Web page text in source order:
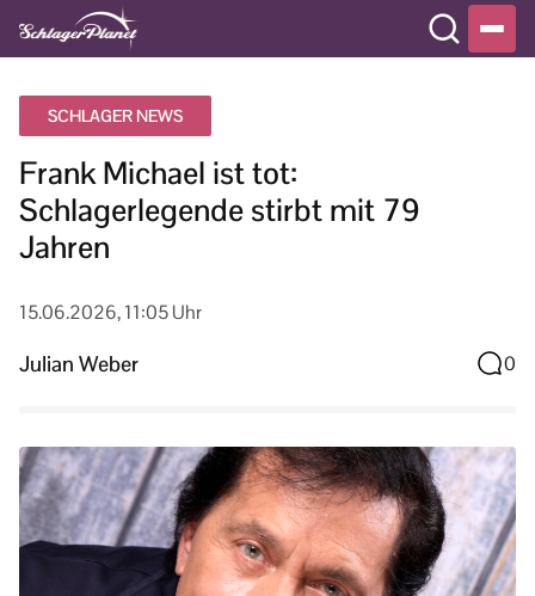
SCHLAGER NEWS
Frank Michael ist tot:
Schlagerlegende stirbt mit 79
Jahren
15.06.2026, 11:05 Uhr
Julian Weber 0